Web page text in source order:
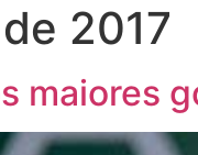
2017
maiores